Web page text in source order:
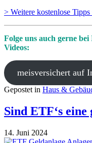
> Weitere kostenlose
Folge uns auch gerne
Videos:
meisversichert auf
Gepostet in Haus &
Sind ETF‘s
14. Juni 2024